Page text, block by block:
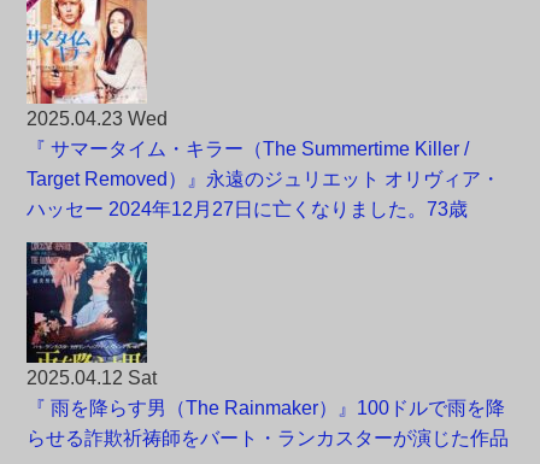
2025.04.23 Wed
『 サマータイム・キラー（The Summertime Killer /
Target Removed）』永遠のジュリエット オリヴィア・
ハッセー 2024年12月27日に亡くなりました。73歳
2025.04.12 Sat
『 雨を降らす男（The Rainmaker）』100ドルで雨を降
らせる詐欺祈祷師をバート・ランカスターが演じた作品